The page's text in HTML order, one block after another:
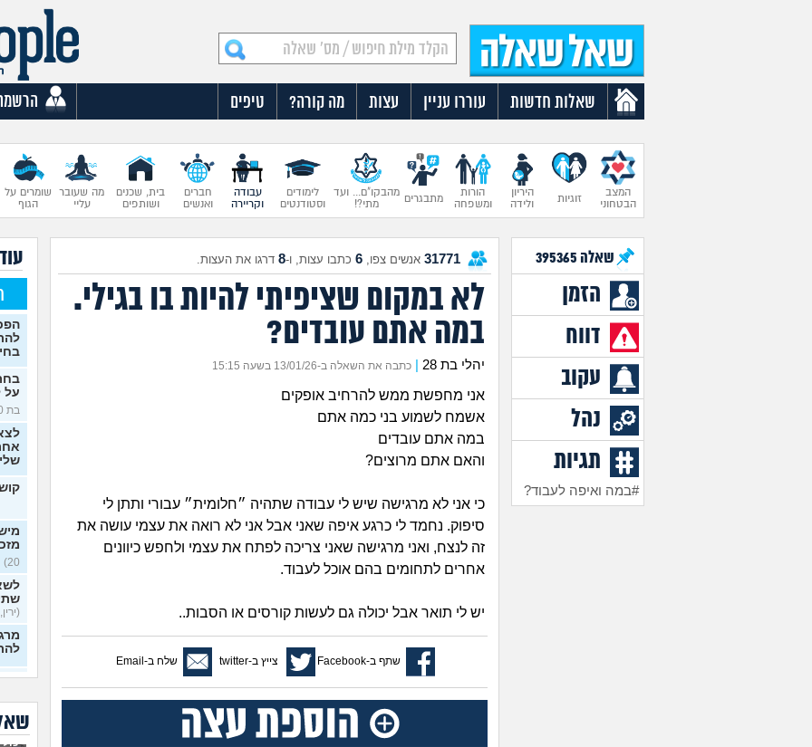
שאלות חדשות עוררו עניין עצות מה קורה? טיפים
המצב
הבטחוני
זוגיות
היריון
ולידה
הורות
ומשפחה
מתבגרים
מהבקו"ם... ועד
מתי?!
לימודים
וסטודנטים
עבודה
וקריירה
חברים
ואנשים
בית, שכנים
ושותפים
מה שעובר
עליי
שומרים על
הגוף
שאלה 395365
הזמן
דווח
עקוב
נהל
תגיות
#במה ואיפה לעבוד?
31771 אנשים צפו, 6 כתבו עצות, ו-8 דרגו את העצות.
לא במקום שציפיתי להיות בו בגילי.
במה אתם עובדים?
יהלי בת 28 כתבה את השאלה ב-13/01/26 בשעה 15:15
אני מחפשת ממש להרחיב אופקים
אשמח לשמוע בני כמה אתם
במה אתם עובדים
והאם אתם מרוצים?
כי אני לא מרגישה שיש לי עבודה שתהיה ״חלומית״ עבורי ותתן לי
סיפוק. נחמד לי כרגע איפה שאני אבל אני לא רואה את עצמי עושה את
זה לנצח, ואני מרגישה שאני צריכה לפתח את עצמי ולחפש כיוונים
אחרים לתחומים בהם אוכל לעבוד.
יש לי תואר אבל יכולה גם לעשות קורסים או הסבות..
שתף ב-Facebook צייץ ב-twitter שלח ב-Email
על
בת 30)
20)
(ירין,
20)